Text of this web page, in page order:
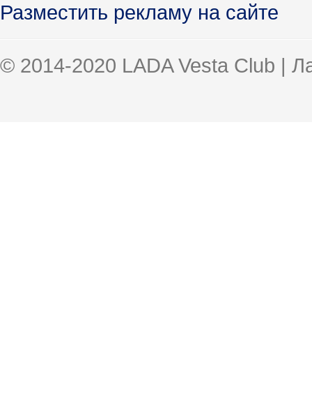
Разместить рекламу на сайте
© 2014-2020 LADA Vesta Club |